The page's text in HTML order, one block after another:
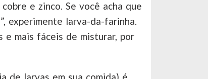
e zinco. Se você acha que
experimente larva-da-farinha.
e mais fáceis de misturar, por